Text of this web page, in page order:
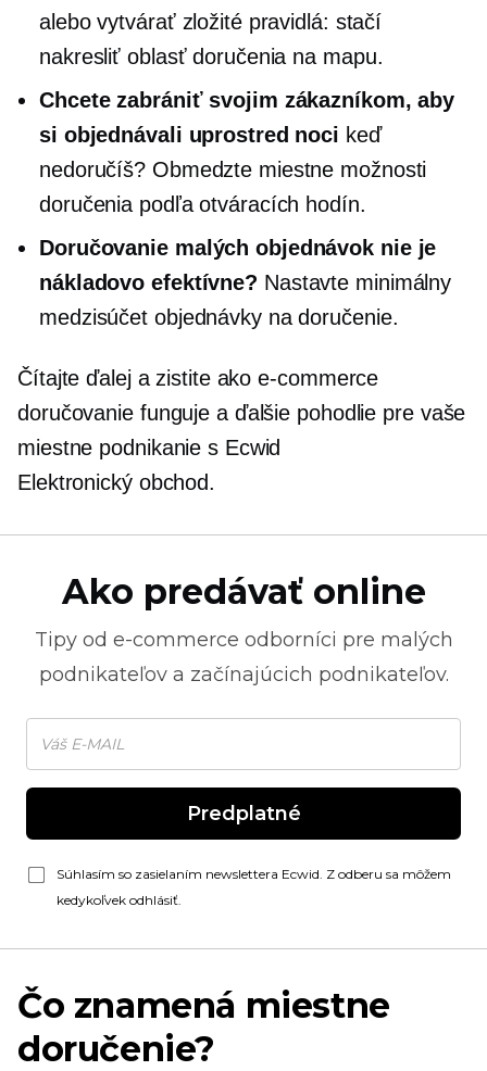
alebo vytvárať zložité pravidlá: stačí
nakresliť oblasť doručenia na mapu.
Chcete zabrániť svojim zákazníkom, aby
si objednávali uprostred noci keď
nedoručíš? Obmedzte miestne možnosti
doručenia podľa otváracích hodín.
Doručovanie malých objednávok nie je
nákladovo efektívne? Nastavte minimálny
medzisúčet objednávky na doručenie.
Čítajte ďalej a zistite akoe-commerce
doručovanie funguje a ďalšie pohodlie pre vaše
miestne podnikanie s Ecwid
Elektronický obchod.
Ako predávať online
Tipy od e-commerce odborníci pre malých
podnikateľov a začínajúcich podnikateľov.
Predplatné
Súhlasím so zasielaním newslettera Ecwid. Z odberu sa môžem
kedykoľvek odhlásiť.
Čo znamená miestne
doručenie?